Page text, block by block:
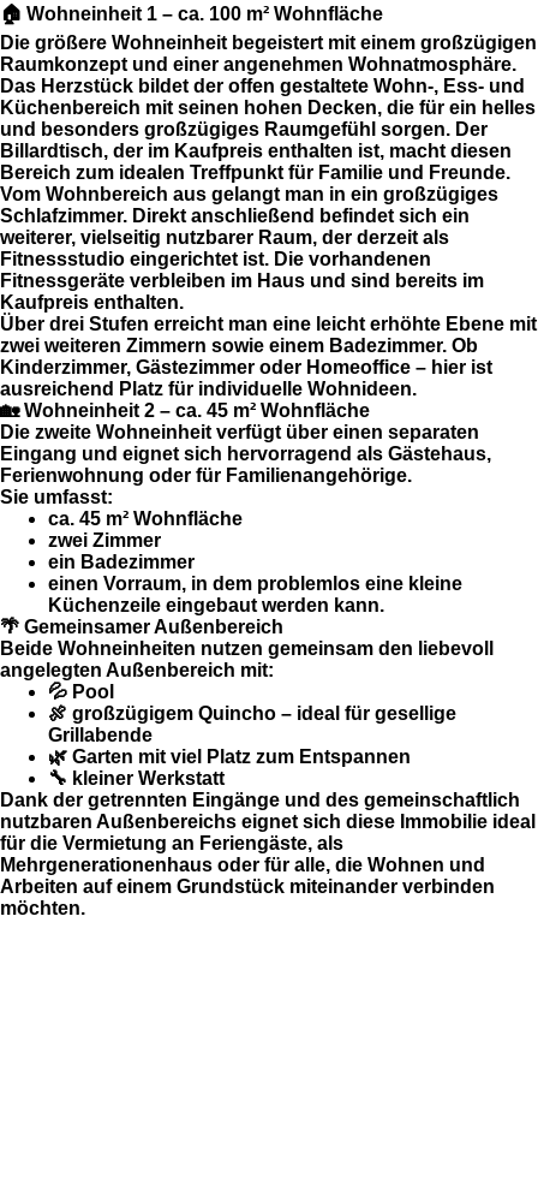
🏠 Wohneinheit 1 – ca. 100 m² Wohnfläche
Die größere Wohneinheit begeistert mit einem großzügigen
Raumkonzept und einer angenehmen Wohnatmosphäre.
Das Herzstück bildet der offen gestaltete Wohn-, Ess- und
Küchenbereich mit seinen hohen Decken, die für ein helles
und besonders großzügiges Raumgefühl sorgen. Der
Billardtisch, der im Kaufpreis enthalten ist, macht diesen
Bereich zum idealen Treffpunkt für Familie und Freunde.
Vom Wohnbereich aus gelangt man in ein großzügiges
Schlafzimmer. Direkt anschließend befindet sich ein
weiterer, vielseitig nutzbarer Raum, der derzeit als
Fitnessstudio eingerichtet ist. Die vorhandenen
Fitnessgeräte verbleiben im Haus und sind bereits im
Kaufpreis enthalten.
Über drei Stufen erreicht man eine leicht erhöhte Ebene mit
zwei weiteren Zimmern sowie einem Badezimmer. Ob
Kinderzimmer, Gästezimmer oder Homeoffice – hier ist
ausreichend Platz für individuelle Wohnideen.
🏡 Wohneinheit 2 – ca. 45 m² Wohnfläche
Die zweite Wohneinheit verfügt über einen separaten
Eingang und eignet sich hervorragend als Gästehaus,
Ferienwohnung oder für Familienangehörige.
Sie umfasst:
ca. 45 m² Wohnfläche
zwei Zimmer
ein Badezimmer
einen Vorraum, in dem problemlos eine kleine
Küchenzeile eingebaut werden kann.
🌴 Gemeinsamer Außenbereich
Beide Wohneinheiten nutzen gemeinsam den liebevoll
angelegten Außenbereich mit:
💦 Pool
🍖 großzügigem Quincho – ideal für gesellige
Grillabende
🌿 Garten mit viel Platz zum Entspannen
🔧 kleiner Werkstatt
Dank der getrennten Eingänge und des gemeinschaftlich
nutzbaren Außenbereichs eignet sich diese Immobilie ideal
für die Vermietung an Feriengäste, als
Mehrgenerationenhaus oder für alle, die Wohnen und
Arbeiten auf einem Grundstück miteinander verbinden
möchten.